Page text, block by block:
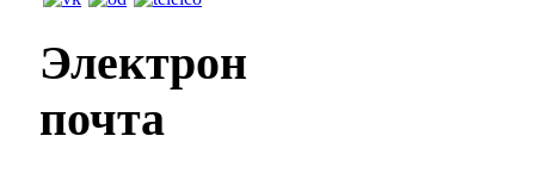
Электрон
почта